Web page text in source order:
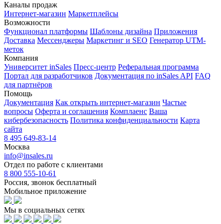
Каналы продаж
Интернет-магазин Маркетплейсы
Возможности
Функционал платформы Шаблоны дизайна Приложения
Доставка Мессенджеры Маркетинг и SEO Генератор UTM-
меток
Компания
Университет inSales Пресс-центр Реферальная программа
Портал для разработчиков Документация по inSales API FAQ
для партнёров
Помощь
Документация Как открыть интернет-магазин Частые
вопросы Оферта и соглашения Комплаенс Ваша
кибербезопасность Политика конфиденциальности Карта
сайта
8 495 649-83-14
Москва
info@insales.ru
Отдел по работе с клиентами
8 800 555-10-61
Россия, звонок бесплатный
Мобильное приложение
Мы в социальных сетях